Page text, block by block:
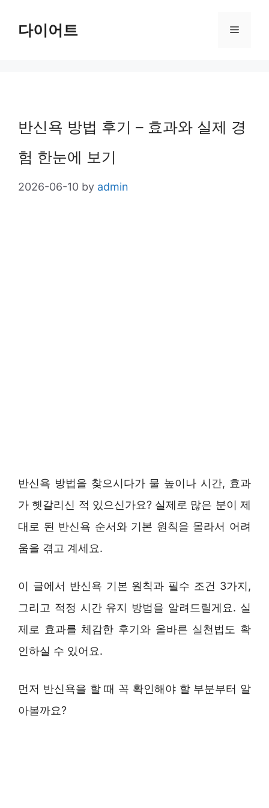
다이어트 Menu
반신욕 방법 후기 – 효과와 실제 경
험 한눈에 보기
2026-06-10 by admin
반신욕 방법을 찾으시다가 물 높이나 시간, 효과
가 헷갈리신 적 있으신가요? 실제로 많은 분이 제
대로 된 반신욕 순서와 기본 원칙을 몰라서 어려
움을 겪고 계세요.
이 글에서 반신욕 기본 원칙과 필수 조건 3가지,
그리고 적정 시간 유지 방법을 알려드릴게요. 실
제로 효과를 체감한 후기와 올바른 실천법도 확
인하실 수 있어요.
먼저 반신욕을 할 때 꼭 확인해야 할 부분부터 알
아볼까요?